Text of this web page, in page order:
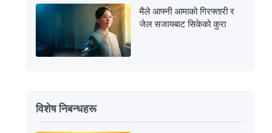
मैले आफ्नी आमाको गिरफ्तारी र
जेल सजायबाट सिकेको कुरा
विशेष निबन्धहरू